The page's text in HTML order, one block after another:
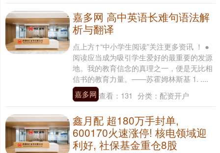
嘉多网 高中英语长难句语法解
析与翻译
点上方↑“中小学生阅读”关注更多资讯 ！ ●
阅读应当成为吸引学生爱好的最重要的发源
地。我的教育信念的真理之一，便是无比相
信书的教育力量。——苏霍姆林斯基 1. ....
嘉多网 查看： 131 分类： 配资开户
鑫月配 超180万手封单,
600170火速涨停! 核电领域迎
利好, 社保基金重仓8股